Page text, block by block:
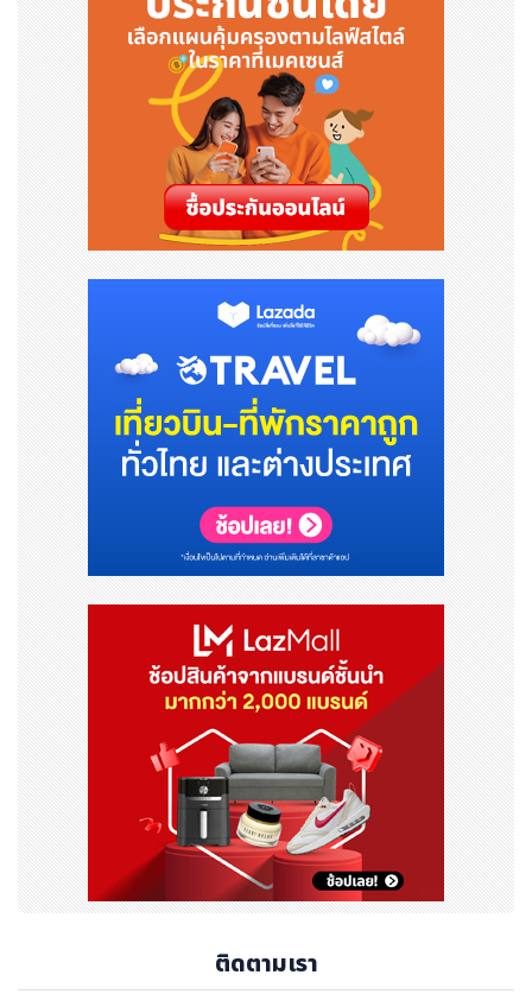
ติดตามเรา